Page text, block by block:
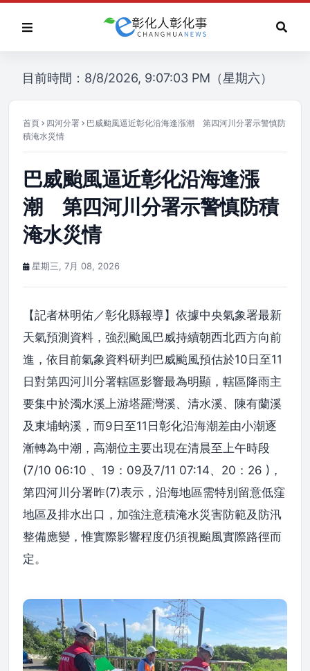
目前時間：8/8/2026, 9:07:03 PM（星期六）
首頁 四河分署
巴威颱風逼近彰化沿海逢漲潮 第四河川分署示警慎防
積淹水災情
巴威颱風逼近彰化沿海逢漲
潮 第四河川分署示警慎防積
淹水災情
星期三, 7月 08, 2026
【記者林明佑／彰化縣報導】依據中央氣象署最新
天氣預測資料，強烈颱風巴威持續朝西北西方向前
進，依目前氣象資料研判巴威颱風預估於10日至11
日對第四河川分署轄區影響最為明顯，轄區降雨主
要集中於濁水溪上游塔羅灣溪、清水溪、陳有蘭溪
及東埔蚋溪，而9日至11日彰化沿海潮差由小潮逐
漸轉為中潮，高潮位主要出現在清晨至上午時段
(7/10 06:10 、19：09及7/11 07:14、20：26 )，
第四河川分署昨(7)表示，沿海地區需特別留意低窪
地區及排水出口，加強注意積淹水災害防範及防汛
整備應變，惟實際影響程度仍須視颱風實際路徑而
定。